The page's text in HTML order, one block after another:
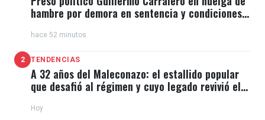
hambre por demora en sentencia y condiciones
hace 52 minutos
2 TENDENCIAS
A 32 años del Maleconazo: el estallido popular
que desafió al régimen y cuyo legado revivió el
Hoy